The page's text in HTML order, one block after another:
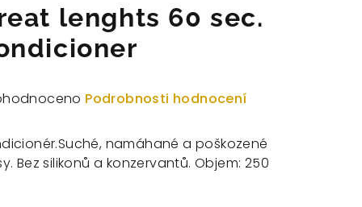
lenghts 60 sec.
Podrobnosti hodnocení
namáhané a poškozené
Bez silikonů a konzervantů. Objem: 250